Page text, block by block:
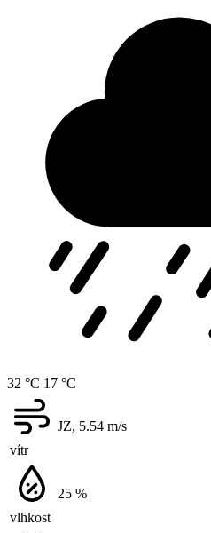
32 °C 17 °C
vítr
JZ, 5.54 m/s
vlhkost
25 %